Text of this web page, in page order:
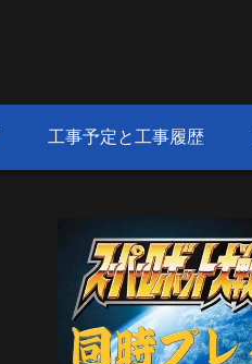
工事予定と工事履歴